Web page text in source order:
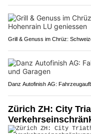
Grill & Genuss im Chrüz:
Danz Autofinish AG:
Zürich ZH: City